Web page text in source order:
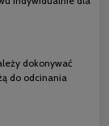
dokonywać
do odcinania